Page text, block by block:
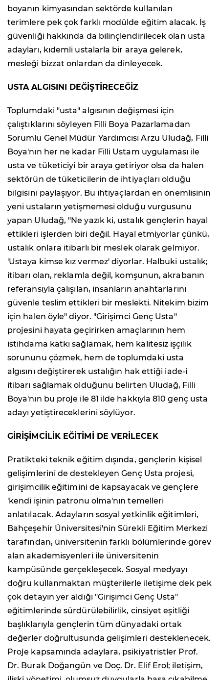
boyanın kimyasından sektörde kullanılan
terimlere pek çok farklı modülde eğitim alacak. İş
güvenliği hakkında da bilinçlendirilecek olan usta
adayları, kıdemli ustalarla bir araya gelerek,
mesleği bizzat onlardan da dinleyecek.
USTA ALGISINI DEĞİŞTİRECEĞİZ
Toplumdaki "usta" algısının değişmesi için
çalıştıklarını söyleyen Filli Boya Pazarlamadan
Sorumlu Genel Müdür Yardımcısı Arzu Uludağ, Filli
Boya'nın her ne kadar Filli Ustam uygulaması ile
usta ve tüketiciyi bir araya getiriyor olsa da halen
sektörün de tüketicilerin de ihtiyaçları olduğu
bilgisini paylaşıyor. Bu ihtiyaçlardan en önemlisinin
yeni ustaların yetişmemesi olduğu vurgusunu
yapan Uludağ, "Ne yazık ki, ustalık gençlerin hayal
ettikleri işlerden biri değil. Hayal etmiyorlar çünkü,
ustalık onlara itibarlı bir meslek olarak gelmiyor.
'Ustaya kimse kız vermez' diyorlar. Halbuki ustalık;
itibarı olan, reklamla değil, komşunun, akrabanın
referansıyla çalışılan, insanların anahtarlarını
güvenle teslim ettikleri bir meslekti. Nitekim bizim
için halen öyle" diyor. "Girişimci Genç Usta"
projesini hayata geçirirken amaçlarının hem
istihdama katkı sağlamak, hem kalitesiz işçilik
sorununu çözmek, hem de toplumdaki usta
algısını değiştirerek ustalığın hak ettiği iade-i
itibarı sağlamak olduğunu belirten Uludağ, Filli
Boya'nın bu proje ile 81 ilde hakkıyla 810 genç usta
adayı yetiştireceklerini söylüyor.
GİRİŞİMCİLİK EĞİTİMİ DE VERİLECEK
Pratikteki teknik eğitim dışında, gençlerin kişisel
gelişimlerini de destekleyen Genç Usta projesi,
girişimcilik eğitimini de kapsayacak ve gençlere
'kendi işinin patronu olma'nın temelleri
anlatılacak. Adayların sosyal yetkinlik eğitimleri,
Bahçeşehir Üniversitesi'nin Sürekli Eğitim Merkezi
tarafından, üniversitenin farklı bölümlerinde görev
alan akademisyenleri ile üniversitenin
kampüsünde gerçekleşecek. Sosyal medyayı
doğru kullanmaktan müşterilerle iletişime dek pek
çok detayın yer aldığı "Girişimci Genç Usta"
eğitimlerinde sürdürülebilirlik, cinsiyet eşitliği
başlıklarıyla gençlerin tüm dünyadaki ortak
değerler doğrultusunda gelişimleri desteklenecek.
Proje kapsamında adaylara, psikiyatristler Prof.
Dr. Burak Doğangün ve Doç. Dr. Elif Erol; iletişim,